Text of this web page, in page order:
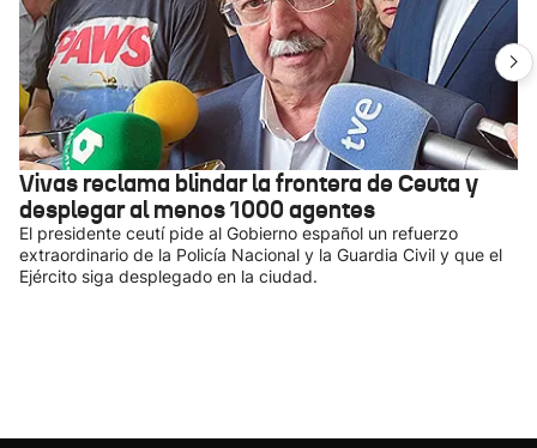
Vivas reclama blindar la frontera de Ceuta y
desplegar al menos 1000 agentes
El presidente ceutí pide al Gobierno español un refuerzo
extraordinario de la Policía Nacional y la Guardia Civil y que el
Ejército siga desplegado en la ciudad.